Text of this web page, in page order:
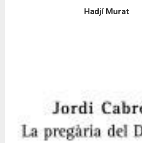
Hadjí Murat